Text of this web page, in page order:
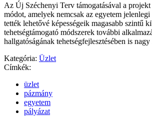
Az Új Széchenyi Terv támogatásával a
módot, amelyek nemcsak az egyetem
tették lehetővé képességeik magasabb szintű
tehetségtámogató módszerek további
hallgatóságának tehetségfejlesztésében is
Kategória: Üzlet
Címkék:
üzlet
pázmány
egyetem
pályázat